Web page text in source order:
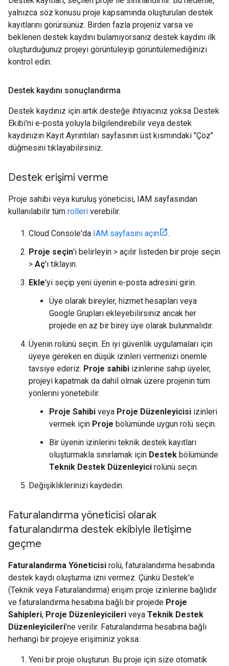
yalnızca söz konusu proje kapsamında oluşturulan destek
kayıtlarını görürsünüz. Birden fazla projeniz varsa ve
beklenen destek kaydını bulamıyorsanız destek kaydını ilk
oluşturduğunuz projeyi görüntüleyip görüntülemediğinizi
kontrol edin.
Destek kaydını sonuçlandırma
Destek kaydınız için artık desteğe ihtiyacınız yoksa Destek
Ekibi'ni e-posta yoluyla bilgilendirebilir veya destek
kaydınızın Kayıt Ayrıntıları sayfasının üst kısmındaki "Çöz"
düğmesini tıklayabilirsiniz.
Destek erişimi verme
Proje sahibi veya kuruluş yöneticisi, IAM sayfasından
kullanılabilir tüm rolleri verebilir.
Cloud Console'da IAM sayfasını açın
.
Proje seçin'i belirleyin > açılır listeden bir proje seçin
> Aç'ı tıklayın.
Ekle'yi seçip yeni üyenin e-posta adresini girin.
Üye olarak bireyler, hizmet hesapları veya
Google Grupları ekleyebilirsiniz ancak her
projede en az bir birey üye olarak bulunmalıdır.
Üyenin rolünü seçin. En iyi güvenlik uygulamaları için
üyeye gereken en düşük izinleri vermenizi önemle
tavsiye ederiz. Proje sahibi izinlerine sahip üyeler,
projeyi kapatmak da dahil olmak üzere projenin tüm
yönlerini yönetebilir.
Proje Sahibi veya Proje Düzenleyicisi izinleri
vermek için Proje bölümünde uygun rolü seçin.
Bir üyenin izinlerini teknik destek kayıtları
oluşturmakla sınırlamak için Destek bölümünde
Teknik Destek Düzenleyici rolünü seçin.
Değişikliklerinizi kaydedin.
Faturalandırma yöneticisi olarak
faturalandırma destek ekibiyle iletişime
geçme
Faturalandırma Yöneticisi rolü, faturalandırma hesabında
destek kaydı oluşturma izni vermez. Çünkü Destek'e
(Teknik veya Faturalandırma) erişim proje izinlerine bağlıdır
ve faturalandırma hesabına bağlı bir projede Proje
Sahipleri, Proje Düzenleyicileri veya Teknik Destek
Düzenleyicileri'ne verilir. Faturalandırma hesabına bağlı
herhangi bir projeye erişiminiz yoksa:
Yeni bir proje oluşturun. Bu proje için size otomatik